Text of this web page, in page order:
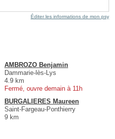
Éditer les informations de mon psy
AMBROZO Benjamin
Dammarie-lès-Lys
4.9 km
Fermé, ouvre demain à 11h
BURGALIERES Maureen
Saint-Fargeau-Ponthierry
9 km